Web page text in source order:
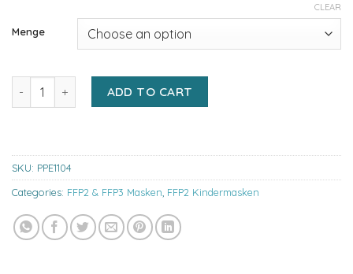
Menge
CLEAR
ADD TO CART
SKU: PPE1104
Categories: FFP2 & FFP3 Masken, FFP2 Kindermasken